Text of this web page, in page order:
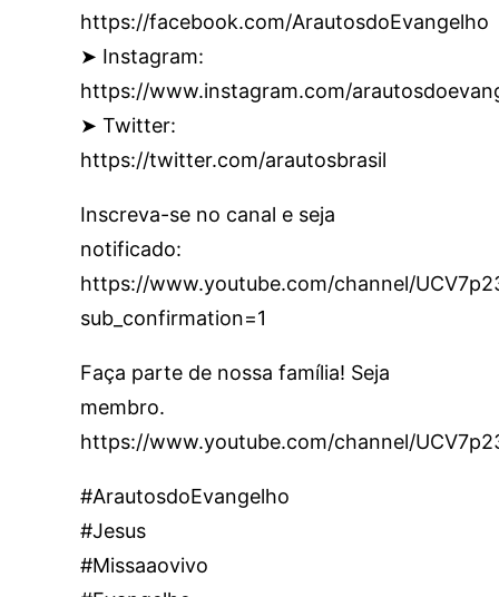
https://facebook.com/ArautosdoEvangelho
➤ Instagram:
https://www.instagram.com/
➤ Twitter:
https://twitter.com/arautosbrasil
Inscreva-se no canal e seja
notificado:
https://www.youtube.com/channel/
sub_confirmation=1
Faça parte de nossa família! Seja
membro.
https://www.youtube.com/channel/
#ArautosdoEvangelho
#Jesus
#Missaaovivo